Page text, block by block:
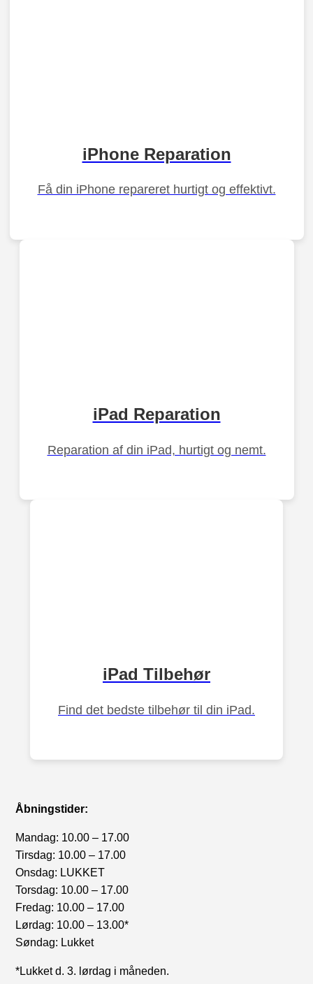
iPhone Reparation
Få din iPhone repareret hurtigt og effektivt.
iPad Reparation
Reparation af din iPad, hurtigt og nemt.
iPad Tilbehør
Find det bedste tilbehør til din iPad.
Åbningstider:
Mandag: 10.00 – 17.00
Tirsdag: 10.00 – 17.00
Onsdag: LUKKET
Torsdag: 10.00 – 17.00
Fredag: 10.00 – 17.00
Lørdag: 10.00 – 13.00*
Søndag: Lukket
*Lukket d. 3. lørdag i måneden.